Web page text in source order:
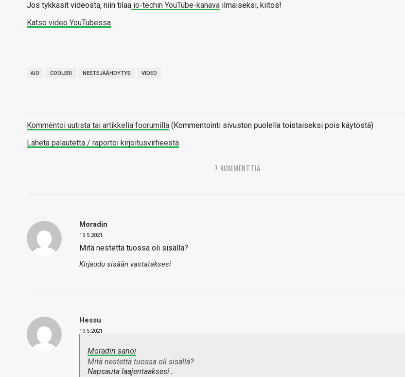
Jos tykkäsit videosta, niin tilaa io-techin YouTube-kanava ilmaiseksi, kiitos!
Katso video YouTubessa
AIO COOLERI NESTEJÄÄHDYTYS VIDEO
Kommentoi uutista tai artikkelia foorumilla (Kommentointi sivuston puolella toistaiseksi pois käytöstä)
Lähetä palautetta / raportoi kirjoitusvirheestä
7 KOMMENTTIA
Moradin
19.5.2021
Mitä nestettä tuossa oli sisällä?
Kirjaudu sisään vastataksesi
Hessu
19.5.2021
Moradin sanoi
Mitä nestettä tuossa oli sisällä?
Napsauta laajentaaksesi…